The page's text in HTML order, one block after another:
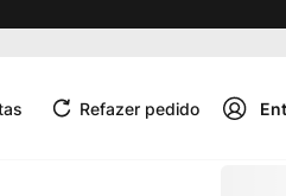
Refazer pedido